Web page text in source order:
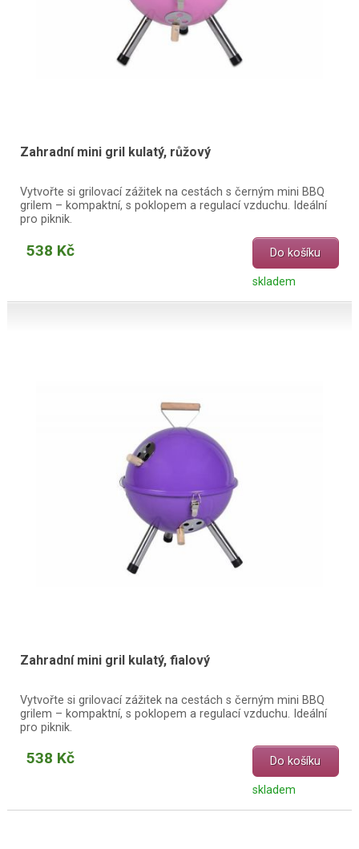
Zahradní mini gril kulatý, růžový
Vytvořte si grilovací zážitek na cestách s černým mini BBQ
grilem – kompaktní, s poklopem a regulací vzduchu. Ideální
pro piknik.
538 Kč Do košíku
skladem
Zahradní mini gril kulatý, fialový
Vytvořte si grilovací zážitek na cestách s černým mini BBQ
grilem – kompaktní, s poklopem a regulací vzduchu. Ideální
pro piknik.
538 Kč Do košíku
skladem